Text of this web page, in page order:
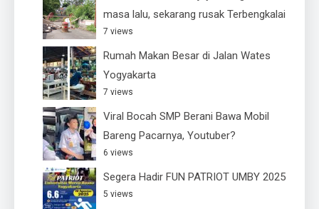
masa lalu, sekarang rusak Terbengkalai
7 views
Rumah Makan Besar di Jalan Wates
Yogyakarta
7 views
Viral Bocah SMP Berani Bawa Mobil
Bareng Pacarnya, Youtuber?
6 views
Segera Hadir FUN PATRIOT UMBY 2025
5 views